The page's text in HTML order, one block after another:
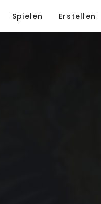
Spielen Erstellen